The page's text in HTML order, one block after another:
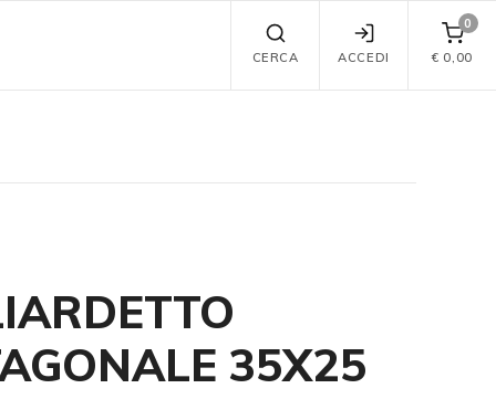
CERCA ACCEDI
0
€ 0,00
35X25